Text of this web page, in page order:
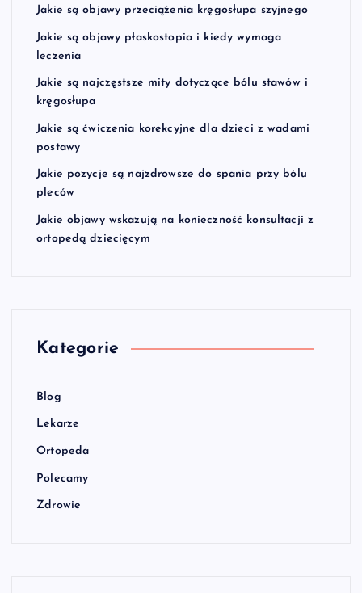
Jakie są objawy przeciążenia kręgosłupa szyjnego
Jakie są objawy płaskostopia i kiedy wymaga
leczenia
Jakie są najczęstsze mity dotyczące bólu stawów i
kręgosłupa
Jakie są ćwiczenia korekcyjne dla dzieci z wadami
postawy
Jakie pozycje są najzdrowsze do spania przy bólu
pleców
Jakie objawy wskazują na konieczność konsultacji z
ortopedą dziecięcym
Kategorie
Blog
Lekarze
Ortopeda
Polecamy
Zdrowie